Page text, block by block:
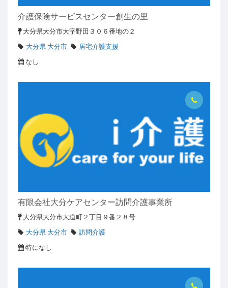
介護保険サービスセンター創生の里
大分県大分市大字野田３０６番地の２
大分県 大分市
居宅介護支援
なし
有限会社大分ケアセンター訪問介護事業所
大分県大分市大道町２丁目９番２８号
大分県 大分市
訪問介護
特になし